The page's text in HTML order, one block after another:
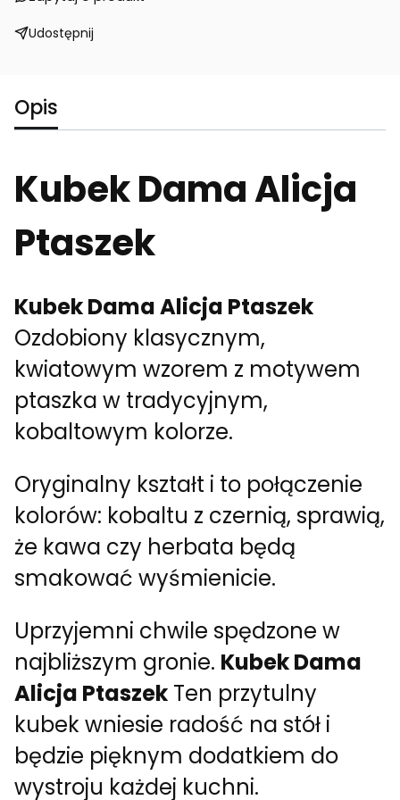
Udostępnij
Opis
Kubek Dama Alicja
Ptaszek
Kubek Dama Alicja Ptaszek
Ozdobiony klasycznym,
kwiatowym wzorem z motywem
ptaszka w tradycyjnym,
kobaltowym kolorze.
Oryginalny kształt i to połączenie
kolorów: kobaltu z czernią, sprawią,
że kawa czy herbata będą
smakować wyśmienicie.
Uprzyjemni chwile spędzone w
najbliższym gronie. Kubek Dama
Alicja Ptaszek Ten przytulny
kubek wniesie radość na stół i
będzie pięknym dodatkiem do
wystroju każdej kuchni.